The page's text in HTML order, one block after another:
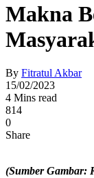
Makna
By Fitratul Akbar
15/02/2023
4 Mins read
814
0
Share
(Sumber Gambar: